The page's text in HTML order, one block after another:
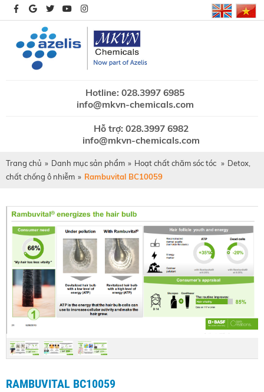
Hotline: 028.3997 6985
info@mkvn-chemicals.com
Hỗ trợ: 028.3997 6982
info@mkvn-chemicals.com
Trang chủ » Danh mục sản phẩm » Hoạt chất chăm sóc tóc » Detox,
chất chống ô nhiễm » Rambuvital BC10059
RAMBUVITAL BC10059